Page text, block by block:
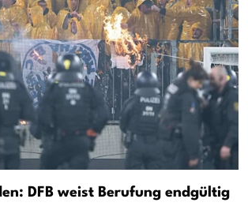
DFB weist Berufung endgültig